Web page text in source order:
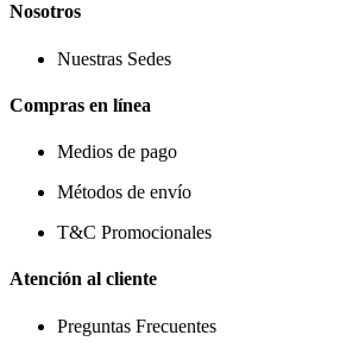
Nosotros
Nuestras Sedes
Compras en línea
Medios de pago
Métodos de envío
T&C Promocionales
Atención al cliente
Preguntas Frecuentes